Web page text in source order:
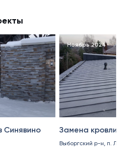
Синявино
Ноябрь 2024
Замена кровли
Выборгский р-н, п.